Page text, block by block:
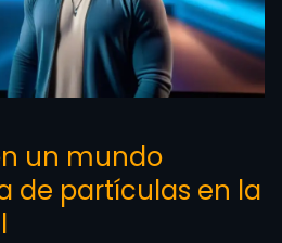
un mundo
de partículas en la